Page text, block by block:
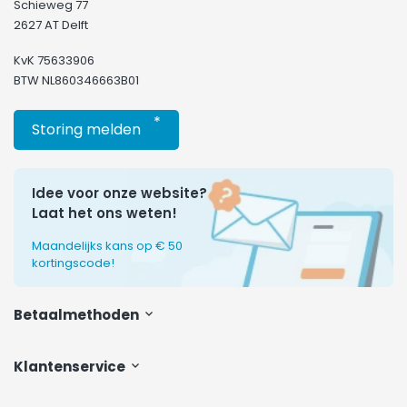
Klantenservice
Schieweg 77
2627 AT Delft
KvK 75633906
BTW NL860346663B01
Storing melden *
Idee voor onze website?
Laat het ons weten!
Maandelijks kans op € 50
kortingscode!
Betaalmethoden